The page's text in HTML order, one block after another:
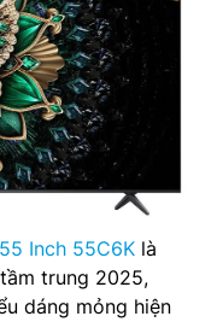
Inch 55C6K là
trung 2025,
dáng mỏng hiện